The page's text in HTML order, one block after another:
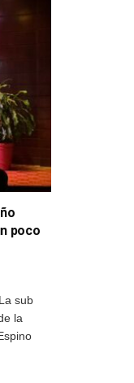
poco
sub
la